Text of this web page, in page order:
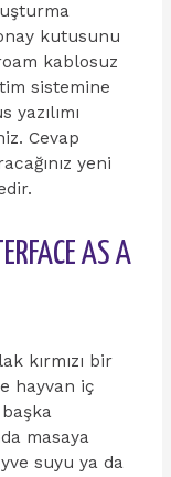
kutusunu
kablosuz
sistemine
Cevap
yeni
AS A
kırmızı bir
hayvan iç
masaya
suyu ya da